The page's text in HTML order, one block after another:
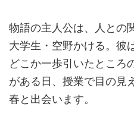
物語の主人公は、人との
大学生・空野かける。彼
どこか一歩引いたところ
がある日、授業で目の見
春と出会います。